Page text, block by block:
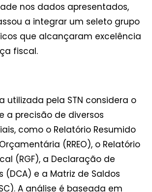
nos dados apresentados,
a integrar um seleto grupo
que alcançaram excelência
fiscal.
utilizada pela STN considera o
a precisão de diversos
como o Relatório Resumido
(RREO), o Relatório
(RGF), a Declaração de
(DCA) e a Matriz de Saldos
A análise é baseada em